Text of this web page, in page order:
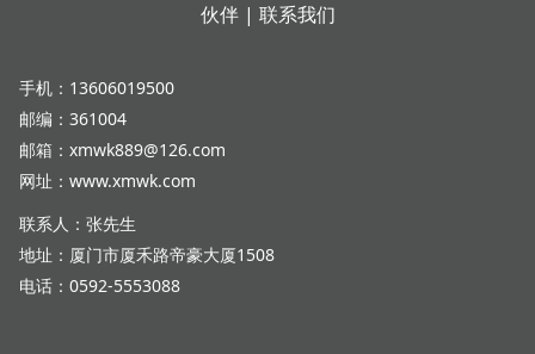
伙伴| 联系我们
手机：13606019500
邮编：361004
邮箱：xmwk889@126.com
网址：www.xmwk.com
联系人：张先生
地址：厦门市厦禾路帝豪大厦1508
电话：0592-5553088